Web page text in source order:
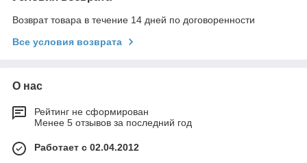
Возврат товара в течение 14 дней по договоренности
Все условия возврата
О нас
Рейтинг не сформирован
Менее 5 отзывов за последний год
Работает с 02.04.2012